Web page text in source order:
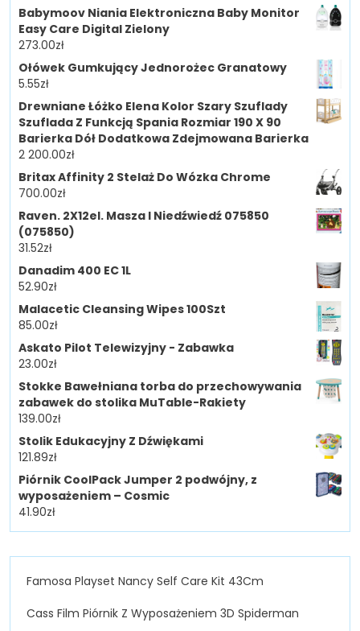
Babymoov Niania Elektroniczna Baby Monitor
Easy Care Digital Zielony
273.00zł
Ołówek Gumkujący Jednorożec Granatowy
5.55zł
Drewniane Łóżko Elena Kolor Szary Szuflady
Szuflada Z Funkcją Spania Rozmiar 190 X 90
Barierka Dół Dodatkowa Zdejmowana Barierka
2 200.00zł
Britax Affinity 2 Stelaż Do Wózka Chrome
700.00zł
Raven. 2X12el. Masza I Niedźwiedź 075850
(075850)
31.52zł
Danadim 400 EC 1L
52.90zł
Malacetic Cleansing Wipes 100Szt
85.00zł
Askato Pilot Telewizyjny - Zabawka
23.00zł
Stokke Bawełniana torba do przechowywania
zabawek do stolika MuTable-Rakiety
139.00zł
Stolik Edukacyjny Z Dźwiękami
121.89zł
Piórnik CoolPack Jumper 2 podwójny, z
wyposażeniem – Cosmic
41.90zł
Famosa Playset Nancy Self Care Kit 43Cm
Cass Film Piórnik Z Wyposażeniem 3D Spiderman